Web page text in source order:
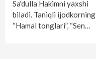
Sa'dulla Hakimni yaxshi
biladi. Taniqli ijodkorning
“Hamal tonglari”, “Sen…